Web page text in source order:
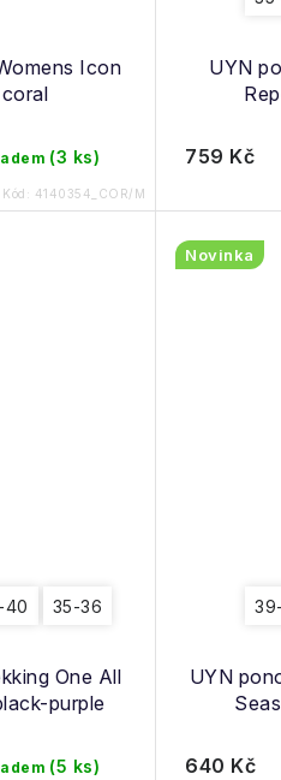
Icon
(3 ks)
Kód: 4140354_COR/M
UYN
759 Kč
One All
purple
40 35-36
(5 ks)
UYN
Novinka
640 Kč